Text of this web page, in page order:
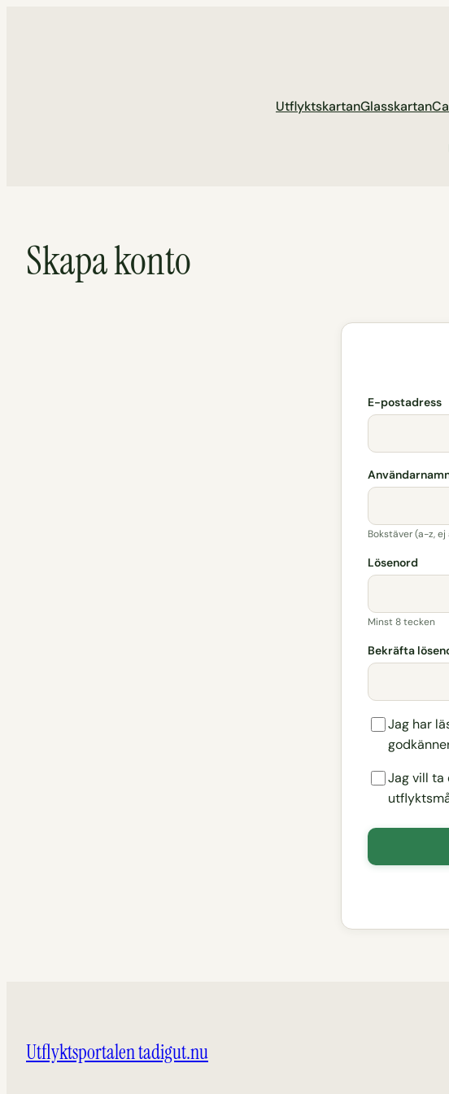
UtflyktskartanGlasskartan
Skapa konto
E-postadress
Bokstäver (a-z,
Lösenord
Minst 8 tecken
Bekräfta
Jag har
Jag vill
Utflyktsportalen tadigut.nu